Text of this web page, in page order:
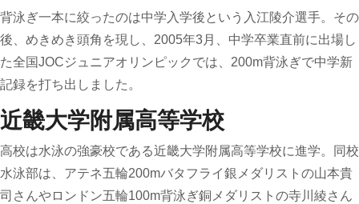
背泳ぎ一本に絞ったのは中学入学後という入江陵介選手。その
後、めきめき頭角を現し、2005年3月、中学卒業直前に出場し
た全国JOCジュニアオリンピックでは、200m背泳ぎで中学新
記録を打ち出しました。
近畿大学附属高等学校
高校は水泳の強豪校である近畿大学附属高等学校に進学。同校
水泳部は、アテネ五輪200mバタフライ銀メダリストの山本貴
司さんやロンドン五輪100m背泳ぎ銅メダリストの寺川綾さん